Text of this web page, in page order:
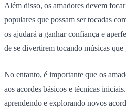
Além disso, os amadores devem
populares que possam ser tocadas
os ajudará a ganhar confiança e
de se divertirem tocando músicas que
No entanto, é importante que os
aos acordes básicos e técnicas
aprendendo e explorando novos